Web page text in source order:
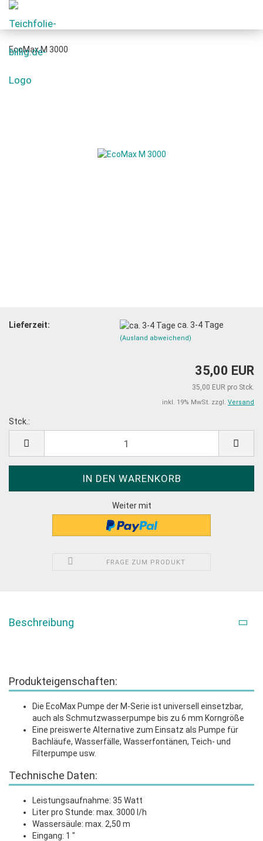
EcoMax M 3000
Lieferzeit: ca. 3-4 Tage
(Ausland abweichend)
35,00 EUR
35,00 EUR pro Stck.
inkl. 19% MwSt. zzgl. Versand
Stck.:
Weiter mit
FRAGE ZUM PRODUKT
Beschreibung
Produkteigenschaften:
Die EcoMax Pumpe der M-Serie ist universell einsetzbar,
auch als Schmutzwasserpumpe bis zu 6 mm Korngröße
Eine preiswerte Alternative zum Einsatz als Pumpe für
Bachläufe, Wasserfälle, Wasserfontänen, Teich- und
Filterpumpe usw.
Technische Daten:
Leistungsaufnahme: 35 Watt
Liter pro Stunde: max. 3000 l/h
Wassersäule: max. 2,50 m
Eingang: 1 "